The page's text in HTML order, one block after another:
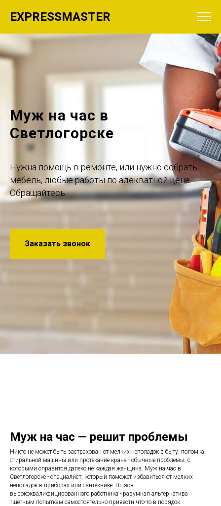
EXPRESSMASTER
Муж на час в
Светлогорске
Нужна помощь в ремонте, или нужно собрать
мебель, любые работы по адекватной цене.
Обращайтесь.
Заказать звонок
Муж на час — решит проблемы
Никто не может быть застрахован от мелких неполадок в быту: поломка
стиральной машины или протекание крана - обычные проблемы, с
которыми справится далеко не каждая женщина. Муж на час в
Светлогорске - специалист, который поможет избавиться от мелких
неполадок в приборах или сантехнике. Вызов
высококвалифицированного работника - разумная альтернатива
тщетным попыткам самостоятельно привести что-то в порядок.